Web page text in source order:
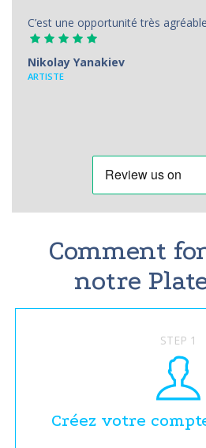
C’est une opportunité très
Nikolay Yanakiev
ARTISTE
Comment
notre
STEP 1
Créez votre